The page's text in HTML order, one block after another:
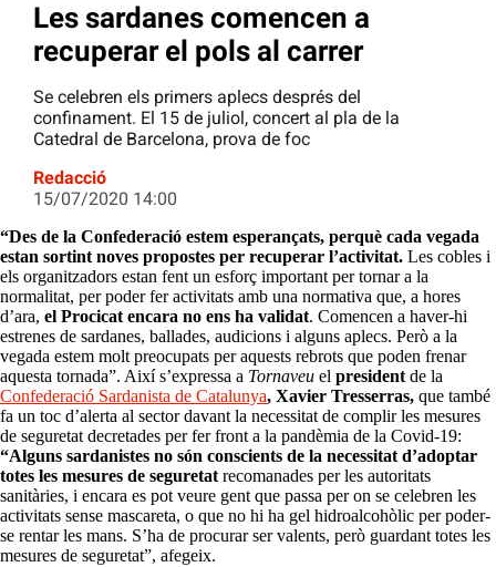
Les sardanes comencen a
recuperar el pols al carrer
Se celebren els primers aplecs després del
confinament. El 15 de juliol, concert al pla de la
Catedral de Barcelona, prova de foc
Redacció
15/07/2020 14:00
“Des de la Confederació estem esperançats, perquè cada vegada
estan sortint noves propostes per recuperar l’activitat. Les cobles i
els organitzadors estan fent un esforç important per tornar a la
normalitat, per poder fer activitats amb una normativa que, a hores
d’ara, el Procicat encara no ens ha validat. Comencen a haver-hi
estrenes de sardanes, ballades, audicions i alguns aplecs. Però a la
vegada estem molt preocupats per aquests rebrots que poden frenar
aquesta tornada”. Així s’expressa a Tornaveu el presidentde la
Confederació Sardanista de Catalunya, Xavier Tresserras, que també
fa un toc d’alerta al sector davant la necessitat de complir les mesures
de seguretat decretades per fer front a la pandèmia de la Covid-19:
“Alguns sardanistes no són conscients de la necessitat d’adoptar
totes les mesures de seguretatrecomanades per les autoritats
sanitàries, i encara es pot veure gent que passa per on se celebren les
activitats sense mascareta, o que no hi ha gel hidroalcohòlic per poder-
se rentar les mans. S’ha de procurar ser valents, però guardant totes les
mesures de seguretat”, afegeix.